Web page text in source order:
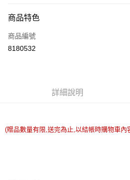
全家取貨付款
每筆NT$60，滿NT$599(含以上)免運費
付款後全家取貨
每筆NT$60，滿NT$599(含以上)免運費
每筆NT$60，滿NT$599(含以上)免運費
商品特色
商品編號
8180532
詳細說明
(贈品數量有限,送完為止,以結帳時購物車內